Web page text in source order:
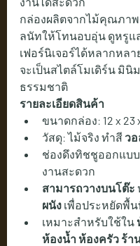
กล่องผลิตจากไม้คุณภา
ลนัทให้โทนอบอุ่น ดูหรูแ
เฟอร์นิเจอร์ได้หลากหลา
จะเป็นสไตล์โมเดิร์น มินิ
ธรรมชาติ
รายละเอียดสินค้า
ขนาดกล่อง: 12 x 23
วัสดุ: ไม้จริง ทำสี ว
ช่องดึงทิชชูออกแบ
งานสะดวก
สามารถวางบนโต๊ะ
ผนัง เพื่อประหยัดพื้
เหมาะสำหรับใช้ใน
ห้องน้ำ ห้องครัว ร้า